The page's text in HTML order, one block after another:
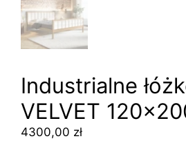
Industrialne
VELVET
4300,00 zł